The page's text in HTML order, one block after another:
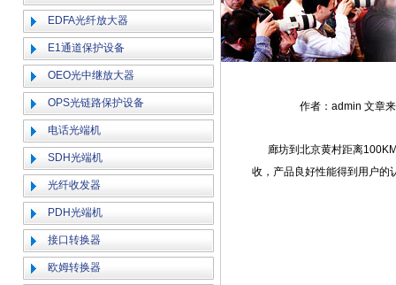
EDFA光纤放大器
E1通道保护设备
OEO光中继放大器
OPS光链路保护设备
电话光端机
SDH光端机
光纤收发器
PDH光端机
接口转换器
欧姆转换器
作者：admin 文章
廊坊到北京黄村距离
收，产品良好性能得到用户的